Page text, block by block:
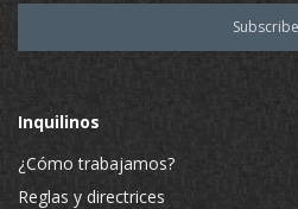
Inquilinos
¿Cómo trabajamos?
Reglas y directrices